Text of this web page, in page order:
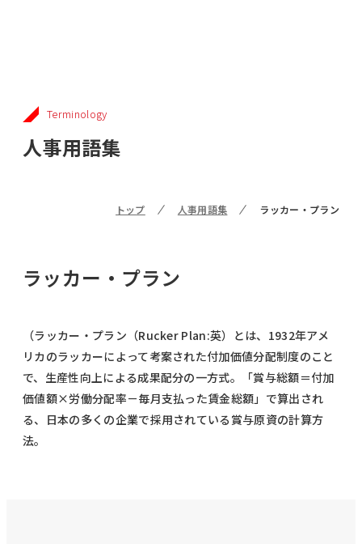
Terminology
人事用語集
トップ 人事用語集 ラッカー・プラン
ラッカー・プラン
（ラッカー・プラン（Rucker Plan:英）とは、1932年アメ
リカのラッカーによって考案された付加価値分配制度のこと
で、生産性向上による成果配分の一方式。「賞与総額＝付加
価値額×労働分配率－毎月支払った賃金総額」で算出され
る、日本の多くの企業で採用されている賞与原資の計算方
法。